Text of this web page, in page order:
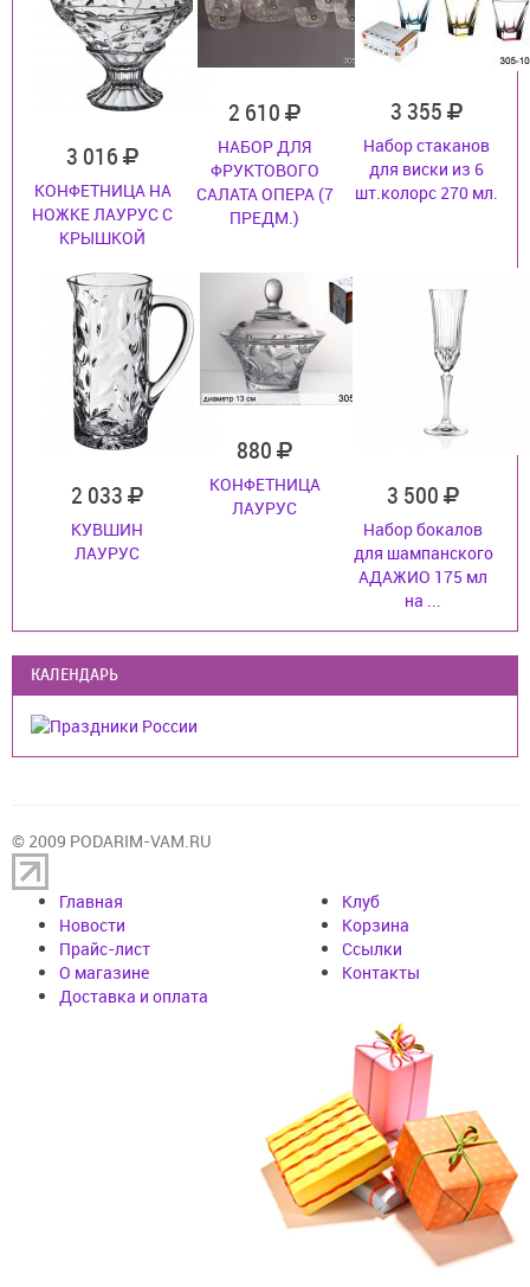
3 016
КОНФЕТНИЦА НА
НОЖКЕ ЛАУРУС С
КРЫШКОЙ
2 610
НАБОР ДЛЯ
ФРУКТОВОГО
САЛАТА ОПЕРА (7
ПРЕДМ.)
3 355
Набор стаканов
для виски из 6
шт.колорс 270 мл.
2 033
КУВШИН
ЛАУРУС
880
КОНФЕТНИЦА
ЛАУРУС
3 500
Набор бокалов
для шампанского
АДАЖИО 175 мл
на ...
КАЛЕНДАРЬ
© 2009 PODARIM-VAM.RU
Главная
Новости
Прайс-лист
О магазине
Доставка и оплата
Клуб
Корзина
Cсылки
Контакты